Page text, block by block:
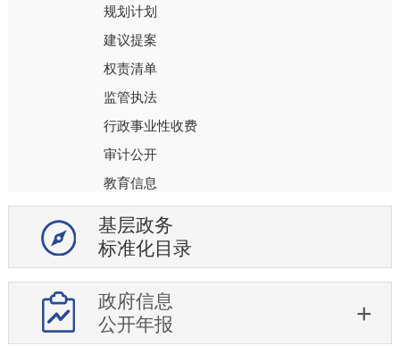
规划计划
建议提案
权责清单
监管执法
行政事业性收费
审计公开
教育信息
就业
生态环境
医疗卫生
安全生产
基层政务
标准化目录
政府信息
公开年报